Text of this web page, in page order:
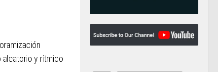
y rítmico